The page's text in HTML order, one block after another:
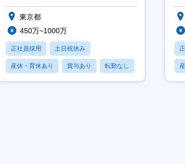
東京都
450万~1000万
正社員採用 土日祝休み
産休・育休あり 賞与あり 転勤なし